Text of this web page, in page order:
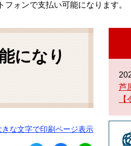
フォンで支払い可能になります。
になり
きな文字で印刷ページ表示
芦